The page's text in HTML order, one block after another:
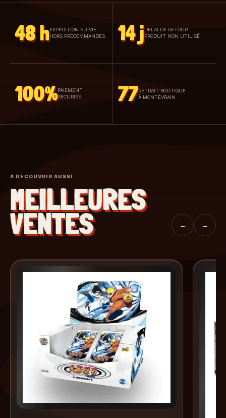
48 h EXPÉDITION SUIVIE
HORS PRÉCOMMANDES
14 jDÉLAI DE RETOUR
PRODUIT NON UTILISÉ
100% PAIEMENT
SÉCURISÉ
77RETRAIT BOUTIQUE
À MONTÉVRAIN
À DÉCOUVRIR AUSSI
MEILLEURES
VENTES ← →